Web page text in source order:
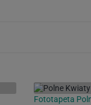
Fototapeta